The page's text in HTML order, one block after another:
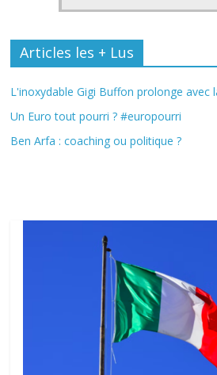
Articles les + Lus
L'inoxydable Gigi Buffon prolonge avec
Un Euro tout pourri ? #europourri
Ben Arfa : coaching ou politique ?